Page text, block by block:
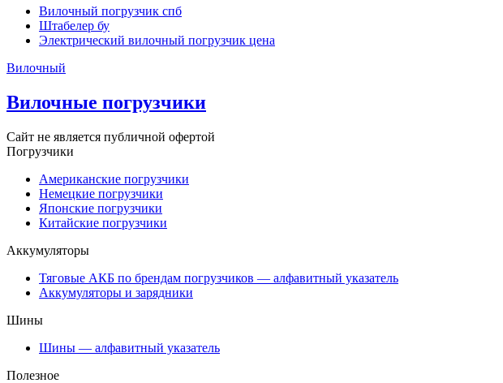
Вилочный погрузчик спб
Штабелер бу
Электрический вилочный погрузчик цена
Вилочный
Вилочные погрузчики
Сайт не является публичной офертой
Погрузчики
Американские погрузчики
Немецкие погрузчики
Японские погрузчики
Китайские погрузчики
Аккумуляторы
Тяговые АКБ по брендам погрузчиков — алфавитный указатель
Аккумуляторы и зарядники
Шины
Шины — алфавитный указатель
Полезное